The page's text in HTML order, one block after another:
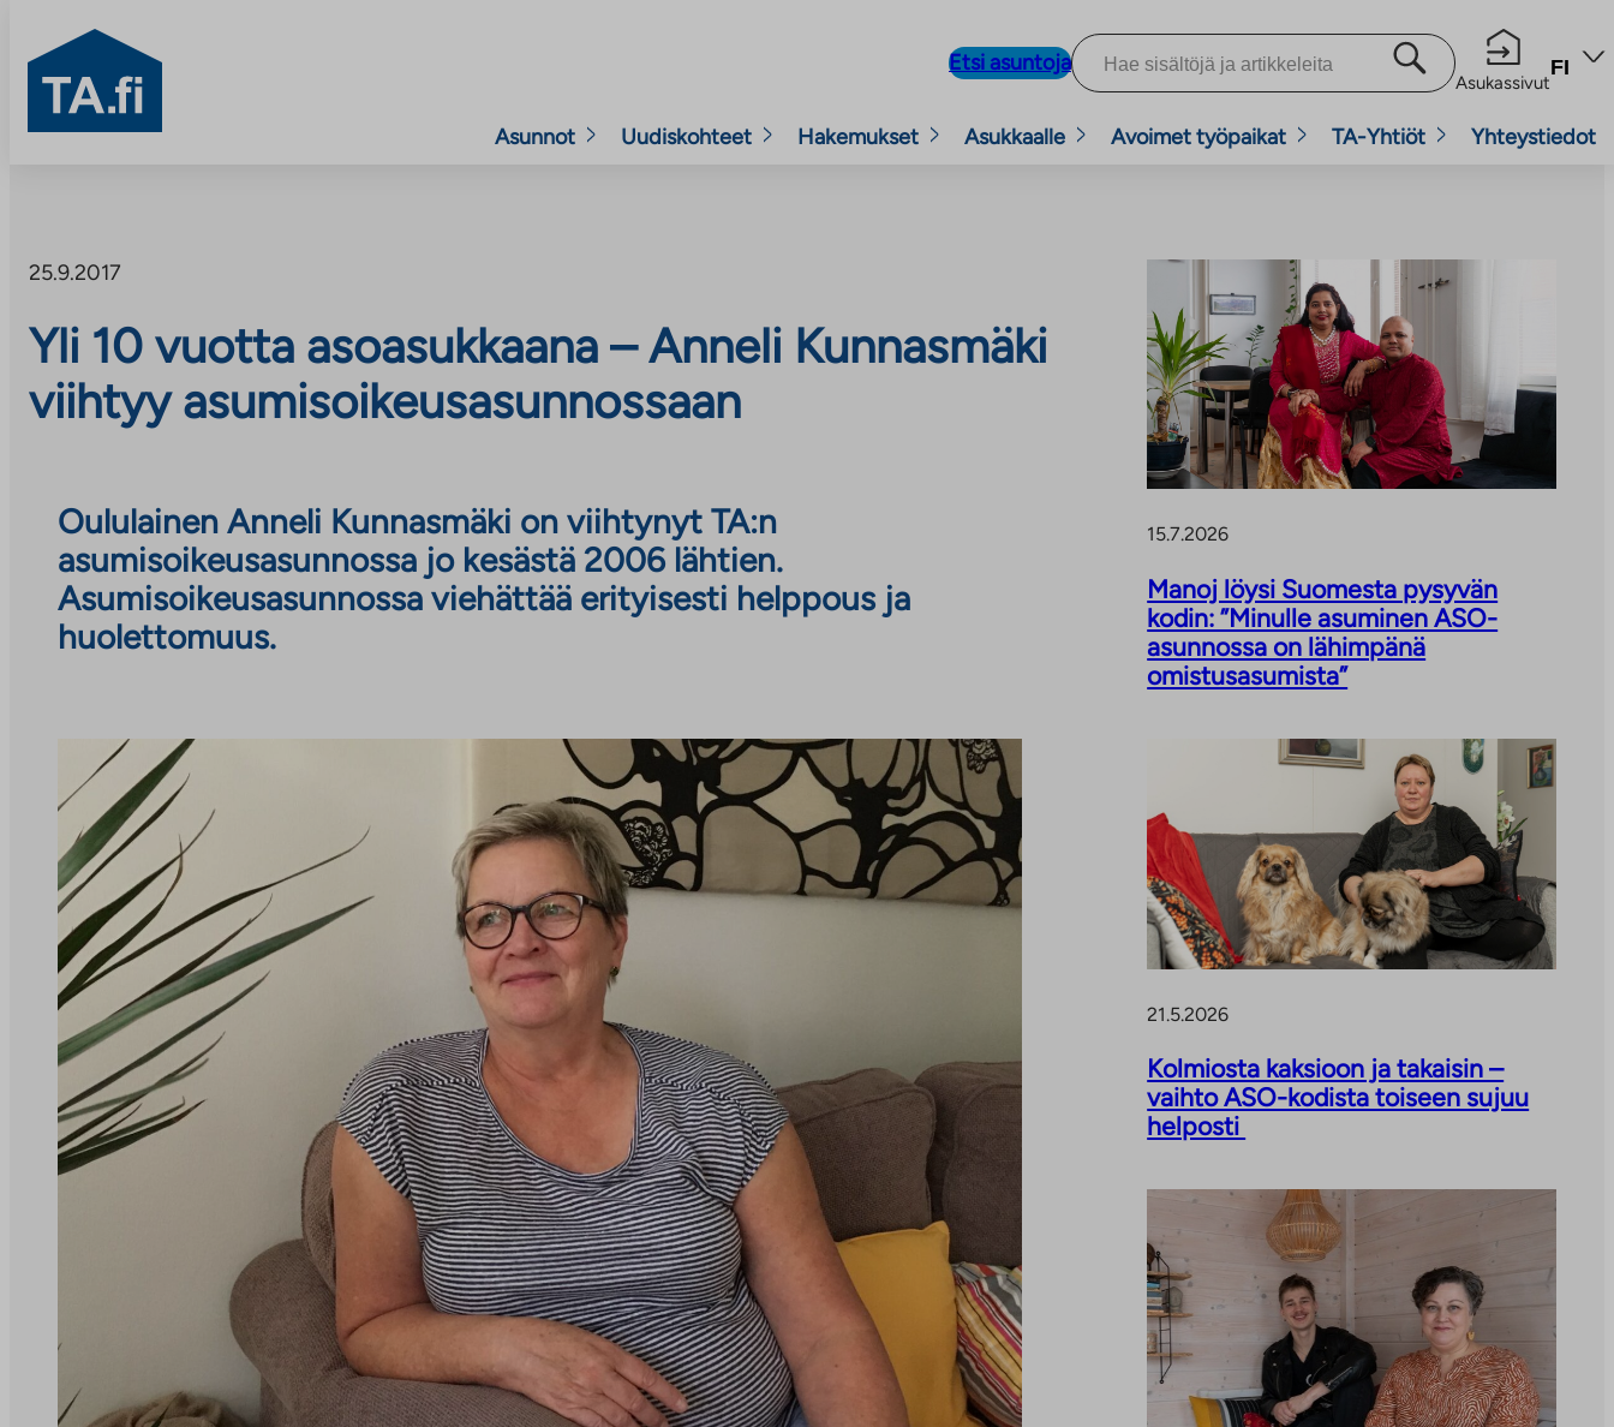
TA.fi
Etsi asuntoja
Asukassivut
FI
Asunnot Uudiskohteet Hakemukset Asukkaalle Avoimet työpaikat TA-Yhtiöt Yhteystiedot
25.9.2017
Yli 10 vuotta asoasukkaana – Anneli Kunnasmäki
viihtyy asumisoikeusasunnossaan
Oululainen Anneli Kunnasmäki on viihtynyt TA:n
asumisoikeusasunnossa jo kesästä 2006 lähtien.
Asumisoikeusasunnossa viehättää erityisesti helppous ja
huolettomuus.
15.7.2026
Manoj löysi Suomesta pysyvän
kodin: ”Minulle asuminen ASO-
asunnossa on lähimpänä
omistusasumista”
21.5.2026
Kolmiosta kaksioon ja takaisin –
vaihto ASO-kodista toiseen sujuu
helposti